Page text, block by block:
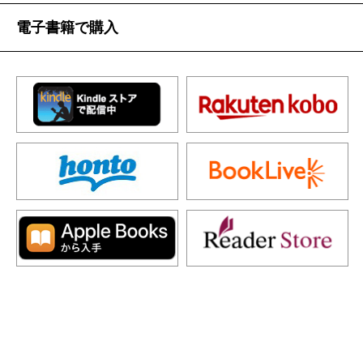
電子書籍で購入